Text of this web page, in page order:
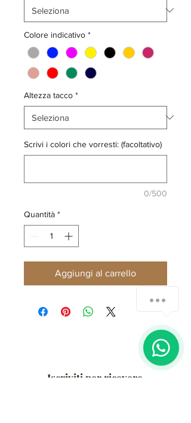
Colore indicativo *
Altezza tacco *
Scrivi i colori che vorresti: (facoltativo)
0/500
Quantità *
Aggiungi al carrello
Iscriviti per ricevere
1